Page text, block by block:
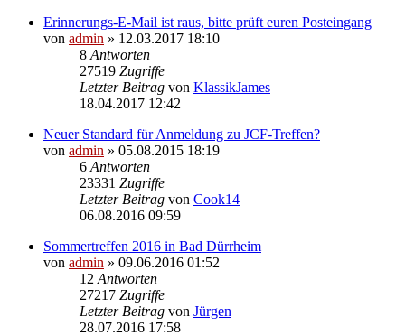
Erinnerungs-E-Mail ist raus, bitte prüft euren Posteingang
von admin » 12.03.2017 18:10
8 Antworten
27519 Zugriffe
Letzter Beitrag von KlassikJames
18.04.2017 12:42
Neuer Standard für Anmeldung zu JCF-Treffen?
von admin » 05.08.2015 18:19
6 Antworten
23331 Zugriffe
Letzter Beitrag von Cook14
06.08.2016 09:59
Sommertreffen 2016 in Bad Dürrheim
von admin » 09.06.2016 01:52
12 Antworten
27217 Zugriffe
Letzter Beitrag von Jürgen
28.07.2016 17:58